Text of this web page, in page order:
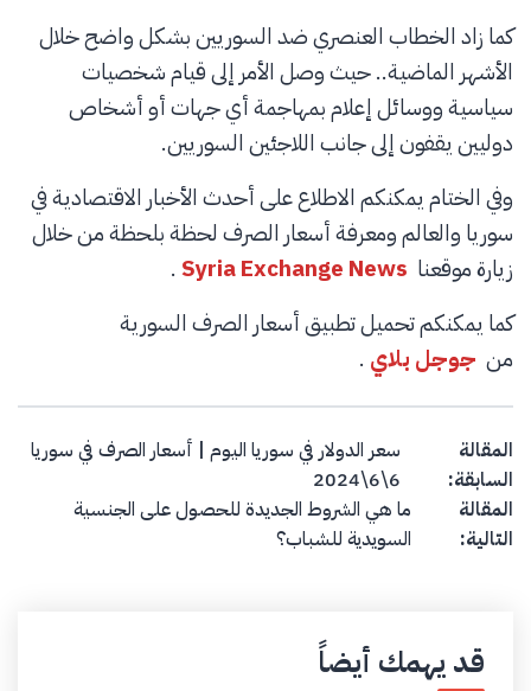
كما زاد الخطاب العنصري ضد السوريين بشكل واضح خلال
الأشهر الماضية.. حيث وصل الأمر إلى قيام شخصيات
سياسية ووسائل إعلام بمهاجمة أي جهات أو أشخاص
دوليين يقفون إلى جانب اللاجئين السوريين.
وفي الختام يمكنكم الاطلاع على أحدث الأخبار الاقتصادية في
سوريا والعالم ومعرفة أسعار الصرف لحظة بلحظة من خلال
زيارة موقعنا Syria Exchange News
.
كما يمكنكم تحميل تطبيق أسعار الصرف السورية
من جوجل بلاي .
Post navigation
المقالة
السابقة:
سعر الدولار في سوريا اليوم | أسعار الصرف في سوريا
6\6\2024
المقالة
التالية:
ما هي الشروط الجديدة للحصول على الجنسية
السويدية للشباب؟
قد يهمك أيضاً